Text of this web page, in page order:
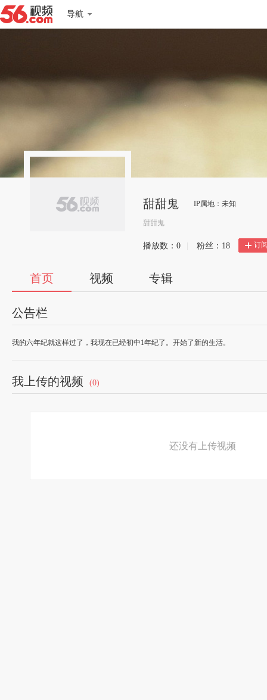
导航
甜甜鬼 IP属地：未知
甜甜鬼
播放数： 0 粉丝： 18 订
首页 视频 专辑
公告栏
我的六年纪就这样过了，我现在已经初中1年纪了。开始了新的生活。
我上传的视频 (0)
还没有上传视频